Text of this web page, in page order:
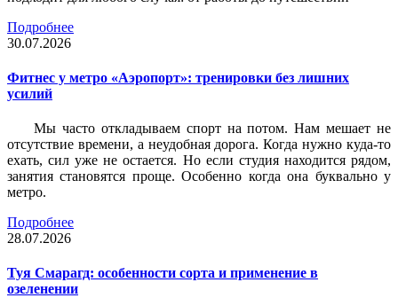
Подробнее
30.07.2026
Фитнес у метро «Аэропорт»: тренировки без лишних
усилий
Мы часто откладываем спорт на потом. Нам мешает не
отсутствие времени, а неудобная дорога. Когда нужно куда-то
ехать, сил уже не остается. Но если студия находится рядом,
занятия становятся проще. Особенно когда она буквально у
метро.
Подробнее
28.07.2026
Туя Смарагд: особенности сорта и применение в
озеленении